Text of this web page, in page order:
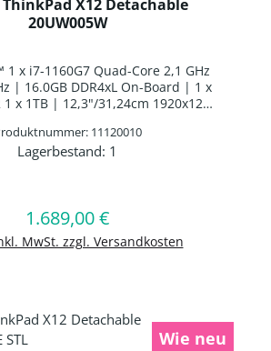
X12 Detachable
20UW005W
x i7-1160G7 Quad-Core 2,1 GHz
| 16.0GB DDR4xL On-Board | 1 x
1 x 1TB | 12,3"/31,24cm 1920x1280
| Webcam | WLAN: Intel Wi-Fi
Bluetooth Combo Chip | WWAN:
| Windows 10 Professional
64-BIT
11120010
Lagerbestand: 1
Regulärer Preis:
1.689,00 €
MwSt. zzgl. Versandkosten
In den Warenkorb
Wie neu